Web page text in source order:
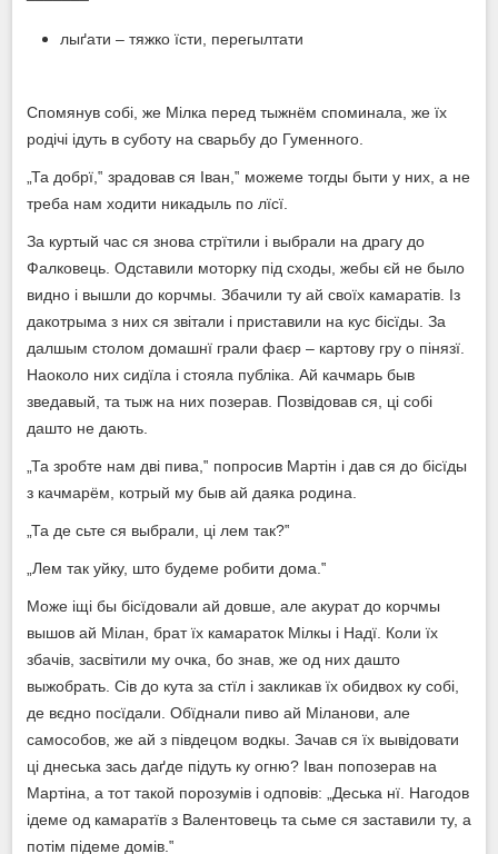
лыґати – тяжко їсти, перегылтати
Спомянув собі, же Мілка перед тыжнём споминала, же їх
родічі ідуть в суботу на сварьбу до Гуменного.
„Та добрї,‟ зрадовав ся Іван,‟ можеме тогды быти у них, а не
треба нам ходити никадыль по лїсї.
За куртый час ся знова стрїтили і выбрали на драгу до
Фалковець. Одставили моторку під сходы, жебы єй не было
видно i вышли до корчмы. Збачили ту ай своїх камаратів. Із
дакотрыма з них ся звітали і приставили на кус бісїды. За
далшым столом домашнї грали фаєр – картову гру о пінязї.
Наоколо них сидїла і стояла публіка. Ай качмарь быв
зведавый, та тыж на них позерав. Позвідовав ся, ці собі
дашто не дають.
„Та зробте нам дві пива,‟ попросив Мартін і дав ся до бісїды
з качмарём, котрый му быв ай даяка родина.
„Та де сьте ся выбрали, ці лем так?‟
„Лем так уйку, што будеме робити дома.‟
Може іщі бы бісїдовали ай довше, але акурат до корчмы
вышов ай Мілан, брат їх камараток Мілкы і Надї. Коли їх
збачів, засвітили му очка, бо знав, же од них дашто
выжобрать. Сів до кута за стїл і закликав їх обидвох ку собі,
де вєдно посїдали. Обїднали пиво ай Міланови, але
самособов, же ай з півдецом водкы. Зачав ся їх вывідовати
ці днеська зась даґде підуть ку огню? Іван попозерав на
Мартіна, а тот такой порозумів і одповів: „Деська нї. Нагодов
ідеме од камаратїв з Валентовець та сьме ся заставили ту, а
потім підеме домів.‟